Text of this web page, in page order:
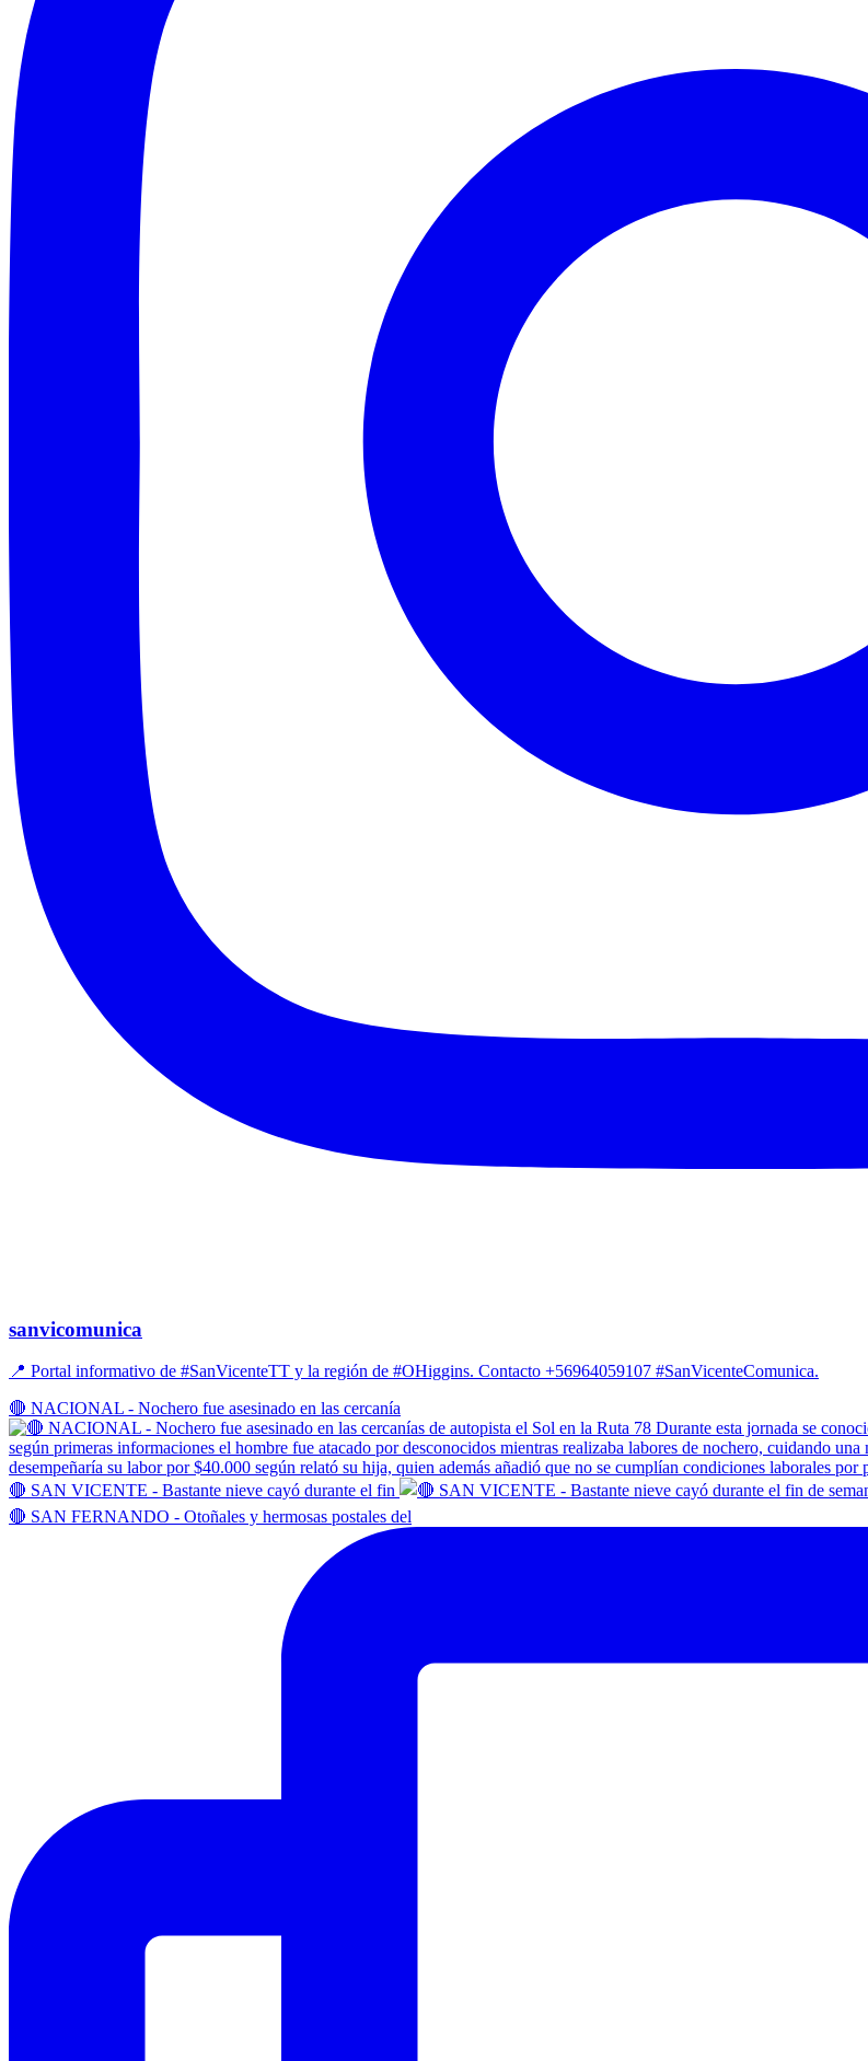
sanvicomunica
📍 Portal informativo de #SanVicenteTT y la región de #OHiggins. Contacto +56964059107 #SanVicenteComunica.
🔴 NACIONAL - Nochero fue asesinado en las cercanía
🔴 SAN VICENTE - Bastante nieve cayó durante el fin
🔴 SAN FERNANDO - Otoñales y hermosas postales del